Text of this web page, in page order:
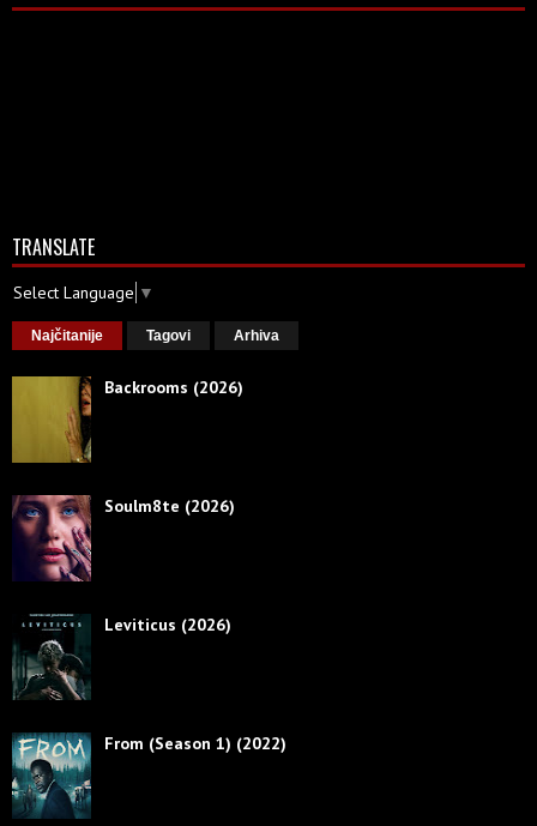
TRANSLATE
Select Language ▼
Najčitanije Tagovi Arhiva
Backrooms (2026)
Soulm8te (2026)
Leviticus (2026)
From (Season 1) (2022)